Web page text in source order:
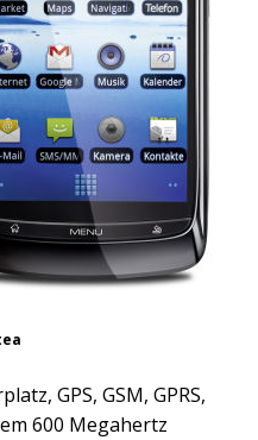
GPS, GSM, GPRS,
600 Megahertz